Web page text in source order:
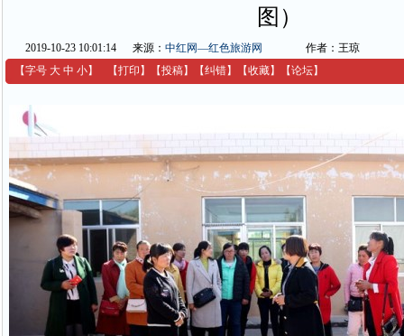
图）
2019-10-23 10:01:14 来源： 中红网—红色旅游网
作者：王琼
【字号 大 中 小】 【打印 】 【投稿】 【纠错】 【收藏】 【论坛】